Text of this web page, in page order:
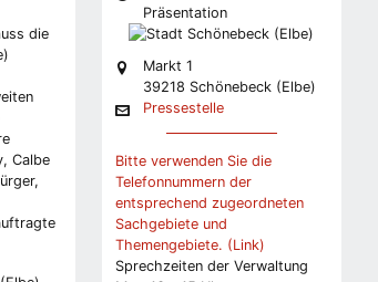
die
Calbe
Präsentation
Markt 1
39218 Schönebeck (Elbe)
Pressestelle
Bitte verwenden Sie die
Telefonnummern der
entsprechend zugeordneten
Sachgebiete und
Themengebiete. (Link)
Sprechzeiten der Verwaltung